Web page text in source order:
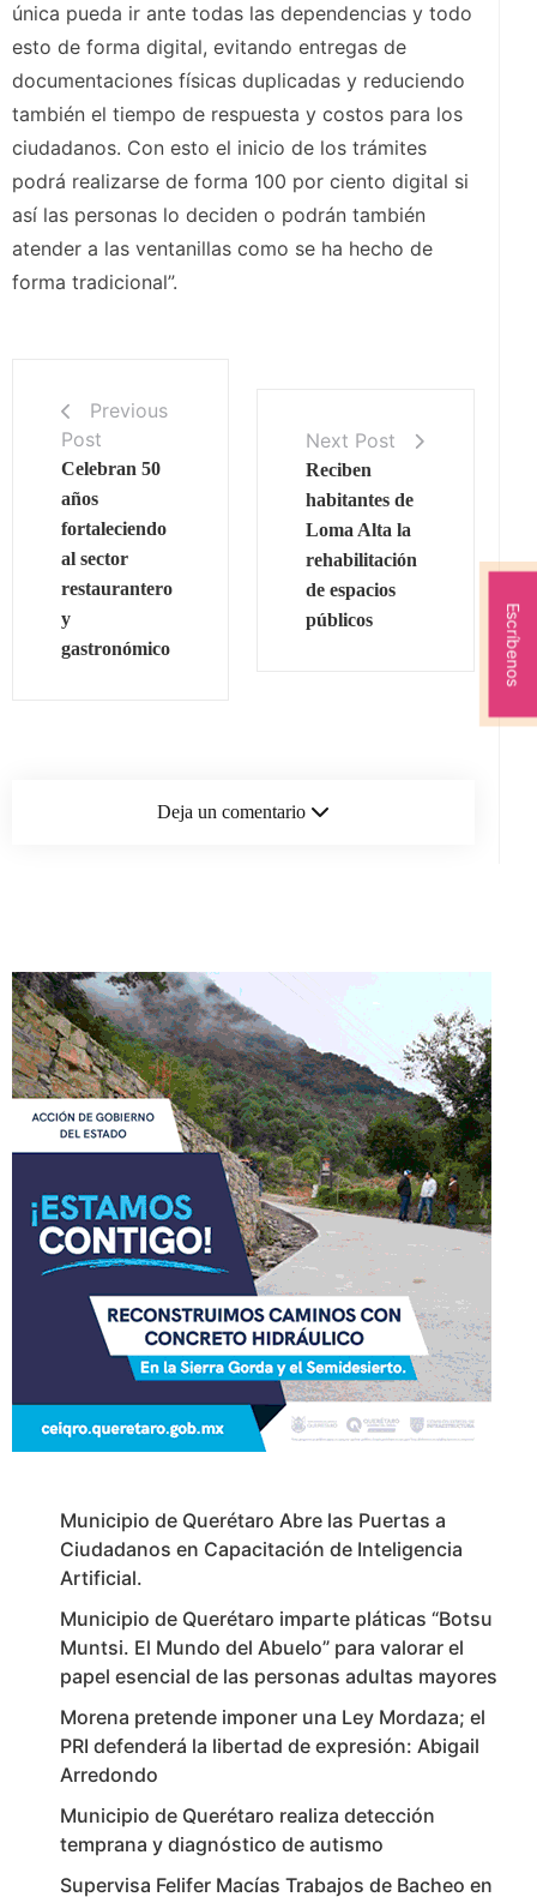
única pueda ir ante todas las dependencias y todo
esto de forma digital, evitando entregas de
documentaciones físicas duplicadas y reduciendo
también el tiempo de respuesta y costos para los
ciudadanos. Con esto el inicio de los trámites
podrá realizarse de forma 100 por ciento digital si
así las personas lo deciden o podrán también
atender a las ventanillas como se ha hecho de
forma tradicional”.
Previous
Post
Celebran 50
años
fortaleciendo
al sector
restaurantero
y
gastronómico
Next Post
Reciben
habitantes de
Loma Alta la
rehabilitación
de espacios
públicos
Deja un comentario
Municipio de Querétaro Abre las Puertas a
Ciudadanos en Capacitación de Inteligencia
Artificial.
Municipio de Querétaro imparte pláticas “Botsu
Muntsi. El Mundo del Abuelo” para valorar el
papel esencial de las personas adultas mayores
Morena pretende imponer una Ley Mordaza; el
PRI defenderá la libertad de expresión: Abigail
Arredondo
Municipio de Querétaro realiza detección
temprana y diagnóstico de autismo
Supervisa Felifer Macías Trabajos de Bacheo en
Escríbenos